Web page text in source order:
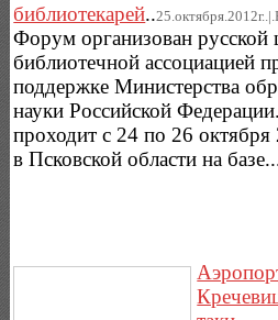
библиотекарей..
Форум организован русской
библиотечной ассоциацией
поддержке Министерства
науки Российской
проходит с 24 по 26 октября
в Псковской области на